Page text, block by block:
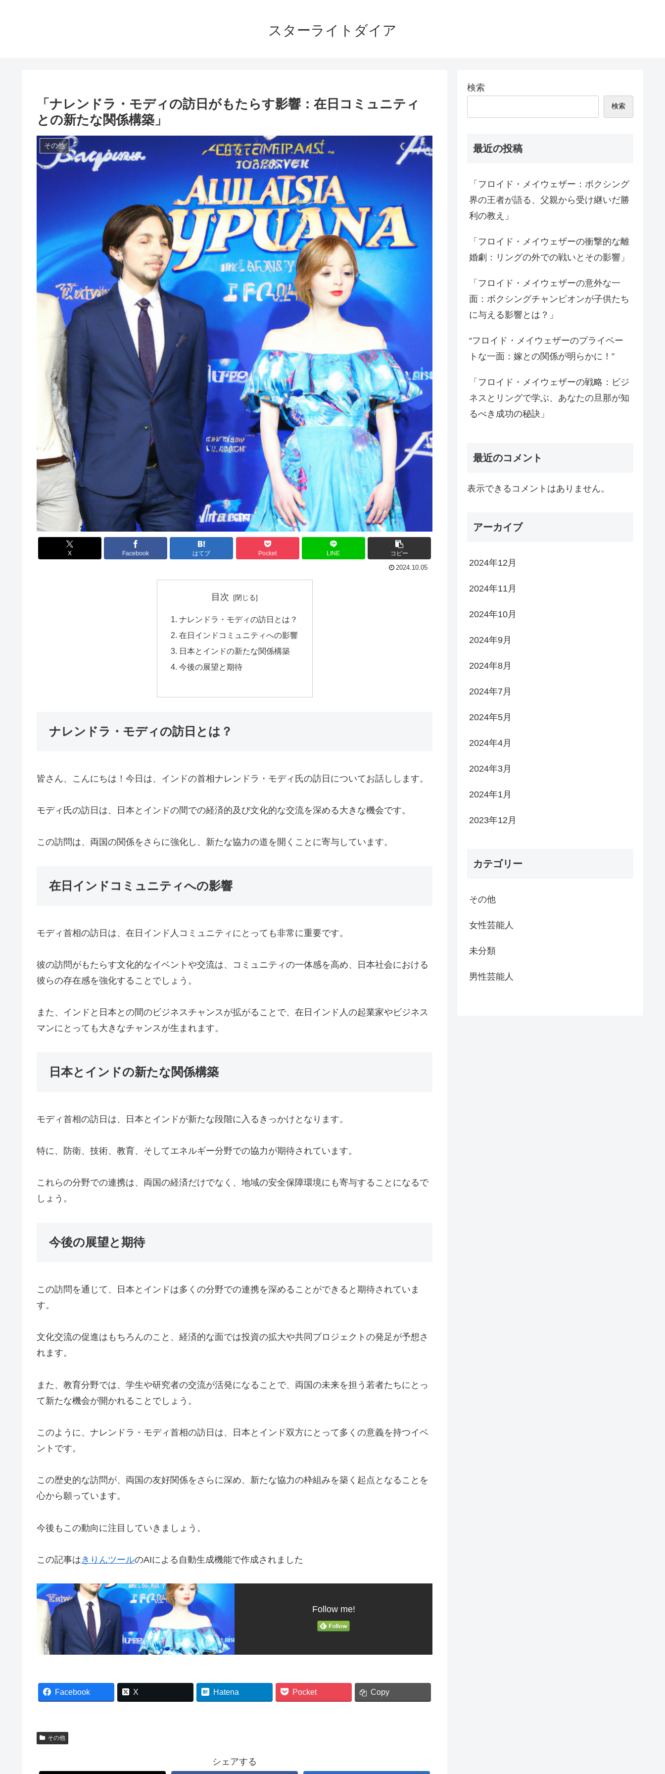
スターライトダイア
「ナレンドラ・モディの訪日がもたらす影響：在日コミュニティ
との新たな関係構築」
その他
X Facebook はてブ Pocket LINE コピー
2024.10.05
目次
ナレンドラ・モディの訪日とは？
在日インドコミュニティへの影響
日本とインドの新たな関係構築
今後の展望と期待
ナレンドラ・モディの訪日とは？
皆さん、こんにちは！今日は、インドの首相ナレンドラ・モディ氏の訪日についてお話しします。
モディ氏の訪日は、日本とインドの間での経済的及び文化的な交流を深める大きな機会です。
この訪問は、両国の関係をさらに強化し、新たな協力の道を開くことに寄与しています。
在日インドコミュニティへの影響
モディ首相の訪日は、在日インド人コミュニティにとっても非常に重要です。
彼の訪問がもたらす文化的なイベントや交流は、コミュニティの一体感を高め、日本社会における
彼らの存在感を強化することでしょう。
また、インドと日本との間のビジネスチャンスが拡がることで、在日インド人の起業家やビジネス
マンにとっても大きなチャンスが生まれます。
日本とインドの新たな関係構築
モディ首相の訪日は、日本とインドが新たな段階に入るきっかけとなります。
特に、防衛、技術、教育、そしてエネルギー分野での協力が期待されています。
これらの分野での連携は、両国の経済だけでなく、地域の安全保障環境にも寄与することになるで
しょう。
今後の展望と期待
この訪問を通じて、日本とインドは多くの分野での連携を深めることができると期待されていま
す。
文化交流の促進はもちろんのこと、経済的な面では投資の拡大や共同プロジェクトの発足が予想さ
れます。
また、教育分野では、学生や研究者の交流が活発になることで、両国の未来を担う若者たちにとっ
て新たな機会が開かれることでしょう。
このように、ナレンドラ・モディ首相の訪日は、日本とインド双方にとって多くの意義を持つイベ
ントです。
この歴史的な訪問が、両国の友好関係をさらに深め、新たな協力の枠組みを築く起点となることを
心から願っています。
今後もこの動向に注目していきましょう。
この記事はきりんツールのAIによる自動生成機能で作成されました
Follow me!
Facebook X Hatena Pocket Copy
その他
シェアする
検索
検索
最近の投稿
「フロイド・メイウェザー：ボクシング
界の王者が語る、父親から受け継いだ勝
利の教え」
「フロイド・メイウェザーの衝撃的な離
婚劇：リングの外での戦いとその影響」
「フロイド・メイウェザーの意外な一
面：ボクシングチャンピオンが子供たち
に与える影響とは？」
“フロイド・メイウェザーのプライベー
トな一面：嫁との関係が明らかに！”
「フロイド・メイウェザーの戦略：ビジ
ネスとリングで学ぶ、あなたの旦那が知
るべき成功の秘訣」
最近のコメント
表示できるコメントはありません。
アーカイブ
2024年12月
2024年11月
2024年10月
2024年9月
2024年8月
2024年7月
2024年5月
2024年4月
2024年3月
2024年1月
2023年12月
カテゴリー
その他
女性芸能人
未分類
男性芸能人